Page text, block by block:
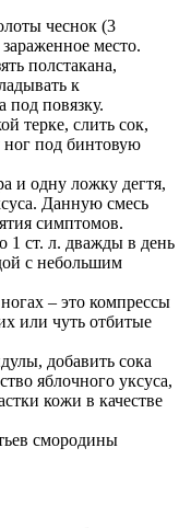
чеснок (3
место.
полстакана,
к
под повязку.
терке, слить сок,
под бинтовую
и одну ложку дегтя,
Данную смесь
симптомов.
1 ст. л. дважды в день
с небольшим
– это компрессы
или чуть отбитые
добавить сока
яблочного уксуса,
кожи в качестве
смородины